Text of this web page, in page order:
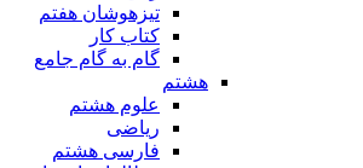
تیزهوشان هفتم
کتاب کار
گام به گام جامع
هشتم
علوم هشتم
ریاضی
فارسی هشتم